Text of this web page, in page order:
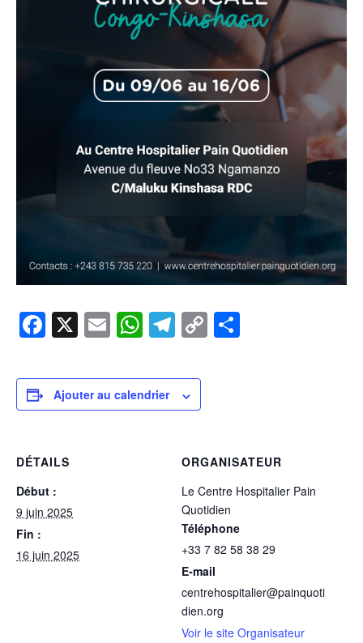
Facebook
X EmailWhatsApp
Telegram
Copy
Ajouter au calendrier
DÉTAILS
Début :
9 juin 2025
Fin :
16 juin 2025
ORGANISATEUR
Le Centre Hospitalier Pain
Quotidien
Téléphone
+33 7 82 58 38 29
E-mail
centrehospitalier@painquoti
dien.org
Voir le site Organisateur